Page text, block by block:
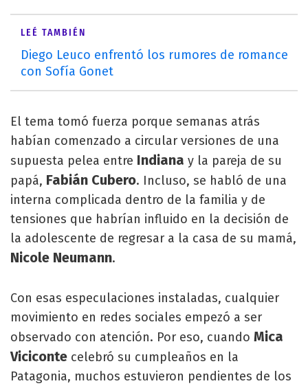
LEÉ TAMBIÉN
Diego Leuco enfrentó los rumores de romance
con Sofía Gonet
El tema tomó fuerza porque semanas atrás
habían comenzado a circular versiones de una
supuesta pelea entre Indiana y la pareja de su
papá, Fabián Cubero. Incluso, se habló de una
interna complicada dentro de la familia y de
tensiones que habrían influido en la decisión de
la adolescente de regresar a la casa de su mamá,
Nicole Neumann.
Con esas especulaciones instaladas, cualquier
movimiento en redes sociales empezó a ser
observado con atención. Por eso, cuando Mica
Viciconte celebró su cumpleaños en la
Patagonia, muchos estuvieron pendientes de los